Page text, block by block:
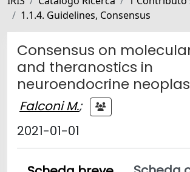
1.1.4. Guidelines, Consensus
Consensus on
and theranostics in
neuroendocrine
Falconi M.;
2021-01-01